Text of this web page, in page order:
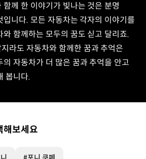
께 한 이야기가 빛나는 것은 분명
니다. 모든 자동차는 각자의 이야기를
함께하는 모두의 꿈도 싣고 달리죠.
라도 자동차와 함께한 꿈과 추억은
자동차가 더 많은 꿈과 추억을 안고
봅니다.
해보세요